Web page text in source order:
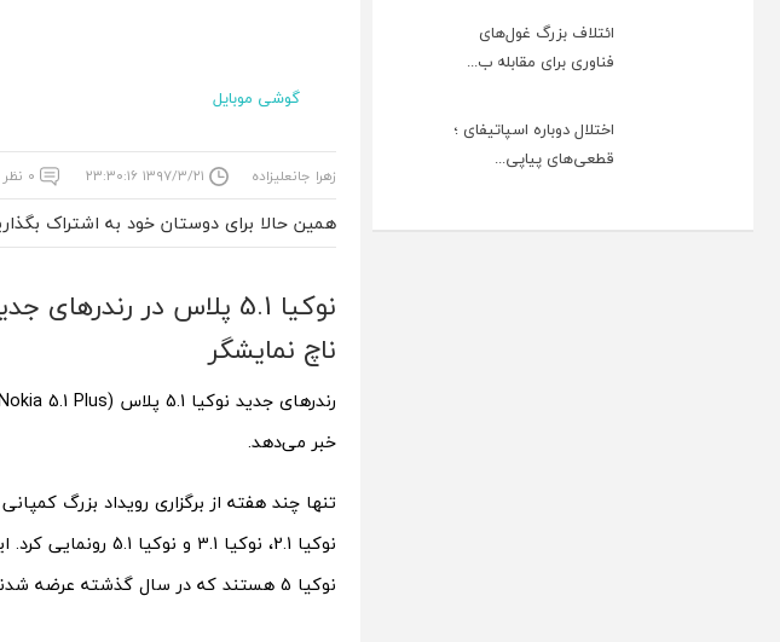
ائتلاف بزرگ غول‌های
فناوری برای مقابله ب...
اختلال دوباره اسپاتیفای ؛
قطعی‌های پیاپی...
گوشی موبایل
زهرا جانعلیزاده ۱۳۹۷/۳/۲۱ ۲۳:۳۰:۱۶ ۰ نظر
همین حالا برای دوستان خود به اشتراک
نوکیا 5.1 پلاس در
ناچ نمایشگر
خبر می‌دهد.
تنها چند هفته از برگزاری رویداد بزرگ
نوکیا 5 هستند که در سال گذشته عرضه شدند.